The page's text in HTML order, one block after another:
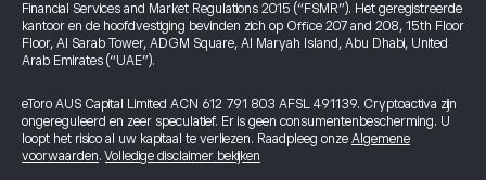
Financial Services and Market Regulations 2015 (“FSMR”). Het geregistreerde
kantoor en de hoofdvestiging bevinden zich op Office 207 and 208, 15th Floor
Floor, Al Sarab Tower, ADGM Square, Al Maryah Island, Abu Dhabi, United
Arab Emirates (“UAE”).
eToro AUS Capital Limited ACN 612 791 803 AFSL 491139. Cryptoactiva zijn
ongereguleerd en zeer speculatief. Er is geen consumentenbescherming. U
loopt het risico al uw kapitaal te verliezen. Raadpleeg onze Algemene
voorwaarden.Volledige disclaimer bekijken